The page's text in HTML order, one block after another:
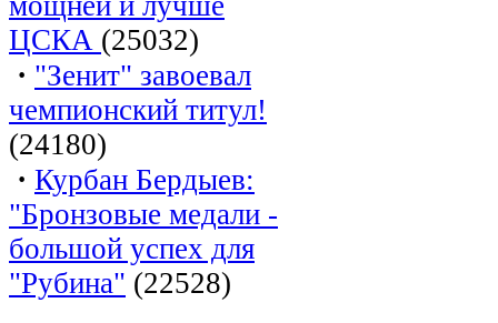
ЦСКА (25032)
· "Зенит" завоевал
чемпионский титул!
(24180)
· Курбан Бердыев:
"Бронзовые медали -
большой успех для
"Рубина" (22528)